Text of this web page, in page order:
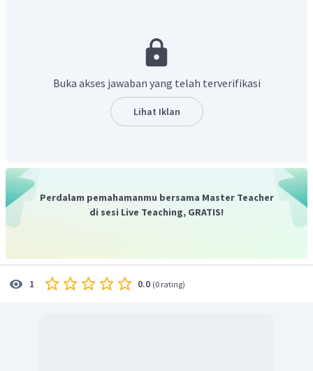
) yang berasal dari hifa yang menegak.
Oleh karena itu, pilihan jawaban yang benar adalah A.
Buka akses jawaban yang telah terverifikasi
Lihat Iklan
Perdalam pemahamanmu bersama Master Teacher
di sesi Live Teaching, GRATIS!
1 0.0 (0 rating)